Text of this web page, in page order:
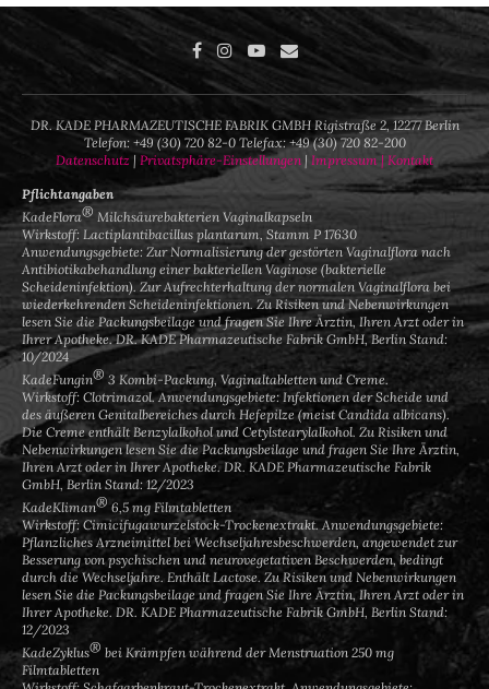
DR. KADE PHARMAZEUTISCHE FABRIK GMBH Rigistraße 2, 12277 Berlin
Telefon: +49 (30) 720 82-0 Telefax: +49 (30) 720 82-200
Datenschutz | Privatsphäre-Einstellungen | Impressum | Kontakt
Pflichtangaben
KadeFlora® Milchsäurebakterien Vaginalkapseln
Wirkstoff: Lactiplantibacillus plantarum, Stamm P 17630
Anwendungsgebiete: Zur Normalisierung der gestörten Vaginalflora nach
Antibiotikabehandlung einer bakteriellen Vaginose (bakterielle
Scheideninfektion). Zur Aufrechterhaltung der normalen Vaginalflora bei
wiederkehrenden Scheideninfektionen. Zu Risiken und Nebenwirkungen
lesen Sie die Packungsbeilage und fragen Sie Ihre Ärztin, Ihren Arzt oder in
Ihrer Apotheke. DR. KADE Pharmazeutische Fabrik GmbH, Berlin Stand:
10/2024
KadeFungin® 3 Kombi-Packung, Vaginaltabletten und Creme.
Wirkstoff: Clotrimazol. Anwendungsgebiete: Infektionen der Scheide und
des äußeren Genitalbereiches durch Hefepilze (meist Candida albicans).
Die Creme enthält Benzylalkohol und Cetylstearylalkohol. Zu Risiken und
Nebenwirkungen lesen Sie die Packungsbeilage und fragen Sie Ihre Ärztin,
Ihren Arzt oder in Ihrer Apotheke. DR. KADE Pharmazeutische Fabrik
GmbH, Berlin Stand: 12/2023
KadeKliman® 6,5 mg Filmtabletten
Wirkstoff: Cimicifugawurzelstock-Trockenextrakt. Anwendungsgebiete:
Pflanzliches Arzneimittel bei Wechseljahresbeschwerden, angewendet zur
Besserung von psychischen und neurovegetativen Beschwerden, bedingt
durch die Wechseljahre. Enthält Lactose. Zu Risiken und Nebenwirkungen
lesen Sie die Packungsbeilage und fragen Sie Ihre Ärztin, Ihren Arzt oder in
Ihrer Apotheke. DR. KADE Pharmazeutische Fabrik GmbH, Berlin Stand:
12/2023
KadeZyklus® bei Krämpfen während der Menstruation 250 mg
Filmtabletten